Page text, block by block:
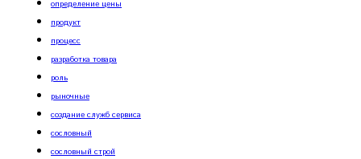
определение цены
продукт
процесс
разработка товара
роль
рыночные
создание служб сервиса
сословный
сословный строй